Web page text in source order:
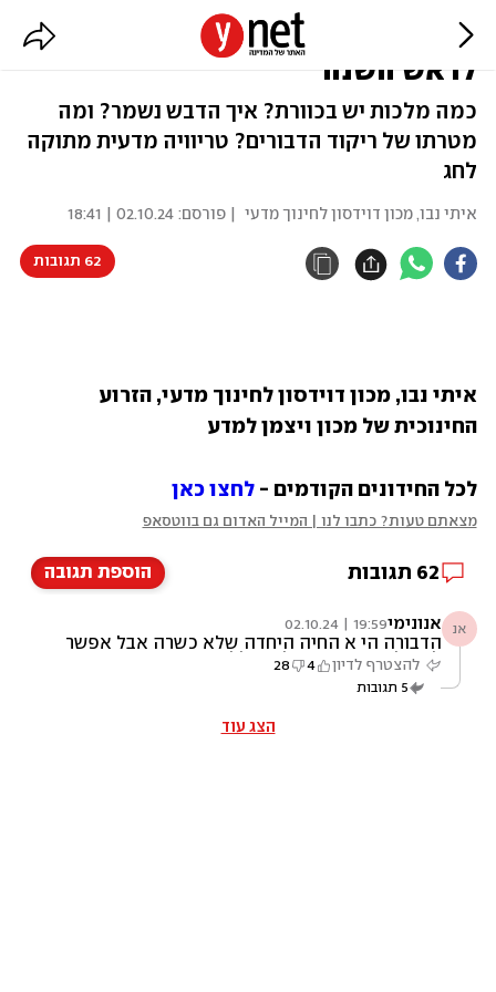
הכל דבש: "שטיפת מוח" מדעית
לראש השנה
כמה מלכות יש בכוורת? איך הדבש נשמר? ומה
מטרתו של ריקוד הדבורים? טריוויה מדעית מתוקה
לחג
איתי נבו, מכון דוידסון לחינוך מדעי | פורסם: 02.10.24 | 18:41
62 תגובות
החינוכית של מכון ויצמן למדע
לכל החידונים הקודמים - לחצו כאן
מצאתם טעות? כתבו לנו | המייל האדום גם בווטסאפ
הוספת תגובה 62 תגובות
אנ אנונימי19:59 | 02.10.24
הדבורה הי א החיה היחדה שלא כשרה אבל אפשר
לאכול את התוצר שלה בגלל הקיבה שהיא נפרדת
ממנה ובגלל זה מותר לאכול דבש לפי היהדות.
להצטרף לדיון 4
28
5 תגובות
הצג עוד